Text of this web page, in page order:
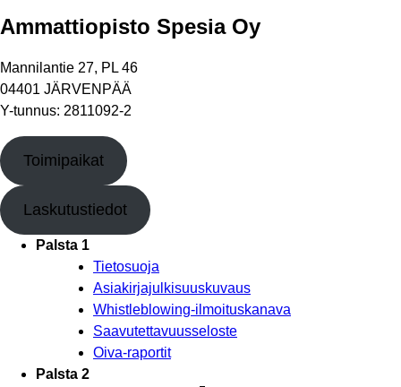
Ammattiopisto Spesia Oy
Mannilantie 27, PL 46
04401 JÄRVENPÄÄ
Y-tunnus: 2811092-2
Toimipaikat
Laskutustiedot
Palsta 1
Tietosuoja
Asiakirjajulkisuuskuvaus
Whistleblowing-ilmoituskanava
Saavutettavuusseloste
Oiva-raportit
Palsta 2